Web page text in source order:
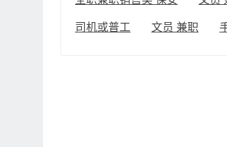
司机或普工 文员 兼职